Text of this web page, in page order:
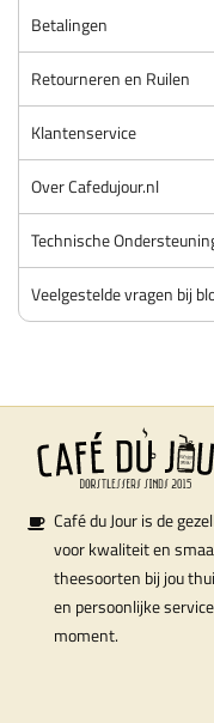
Betalingen
Retourneren en Ruilen
Klantenservice
Over Cafedujour.nl
Technische
Veelgestelde vragen bij
Café du Jour is de
voor kwaliteit en
theesoorten bij jou
en persoonlijke
moment.